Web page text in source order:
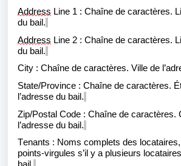
Address Line 1 : Chaîne de caractères.
du bail.
Address Line 2 : Chaîne de caractères.
du bail.
City : Chaîne de caractères. Ville de
State/Province : Chaîne de caractères.
l’adresse du bail.
Zip/Postal Code : Chaîne de caractères.
l’adresse du bail.
Tenants : Noms complets des
points-virgules s’il y a plusieurs